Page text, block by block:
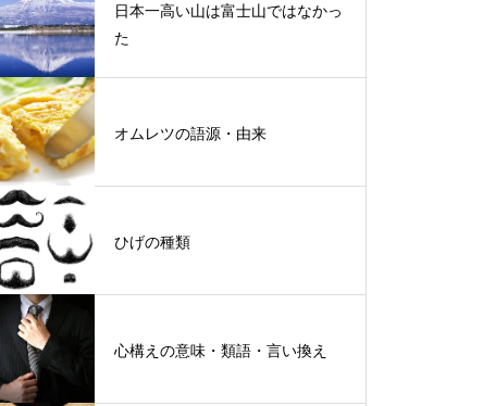
日本一高い山は富士山ではなかっ
た
オムレツの語源・由来
ひげの種類
心構えの意味・類語・言い換え